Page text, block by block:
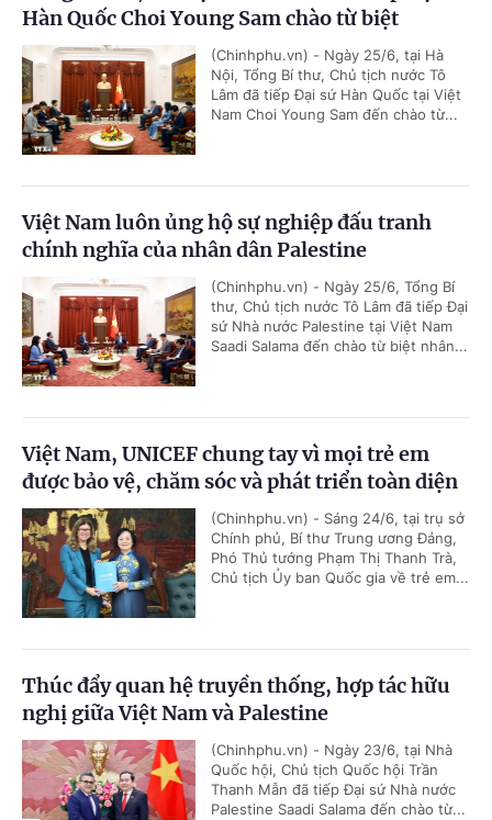
Hàn Quốc Choi Young Sam chào từ biệt
(Chinhphu.vn) - Ngày 25/6, tại Hà
Nội, Tổng Bí thư, Chủ tịch nước Tô
Lâm đã tiếp Đại sứ Hàn Quốc tại Việt
Nam Choi Young Sam đến chào từ...
Việt Nam luôn ủng hộ sự nghiệp đấu tranh
chính nghĩa của nhân dân Palestine
(Chinhphu.vn) - Ngày 25/6, Tổng Bí
thư, Chủ tịch nước Tô Lâm đã tiếp Đại
sứ Nhà nước Palestine tại Việt Nam
Saadi Salama đến chào từ biệt nhân...
Việt Nam, UNICEF chung tay vì mọi trẻ em
được bảo vệ, chăm sóc và phát triển toàn diện
(Chinhphu.vn) - Sáng 24/6, tại trụ sở
Chính phủ, Bí thư Trung ương Đảng,
Phó Thủ tướng Phạm Thị Thanh Trà,
Chủ tịch Ủy ban Quốc gia về trẻ em...
Thúc đẩy quan hệ truyền thống, hợp tác hữu
nghị giữa Việt Nam và Palestine
(Chinhphu.vn) - Ngày 23/6, tại Nhà
Quốc hội, Chủ tịch Quốc hội Trần
Thanh Mẫn đã tiếp Đại sứ Nhà nước
Palestine Saadi Salama đến chào từ...